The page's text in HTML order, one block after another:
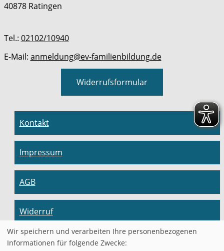
40878 Ratingen
Tel.: 02102/10940
E-Mail: anmeldung@ev-familienbildung.de
Widerrufsformular
Kontakt
Impressum
AGB
Widerruf
Datenschutzerklärung
Wir speichern und verarbeiten Ihre personenbezogenen
Informationen für folgende Zwecke: